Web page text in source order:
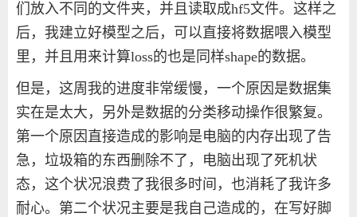
们放入不同的文件夹，并且读取成hf5文件。这样之
后，我建立好模型之后，可以直接将数据喂入模型
里，并且用来计算loss的也是同样shape的数据。
但是，这周我的进度非常缓慢，一个原因是数据集
实在是太大，另外是数据的分类移动操作很繁复。
第一个原因直接造成的影响是电脑的内存出现了告
急，垃圾箱的东西删除不了，电脑出现了死机状
态，这个状况浪费了我很多时间，也消耗了我许多
耐心。第二个状况主要是我自己造成的，在写好脚